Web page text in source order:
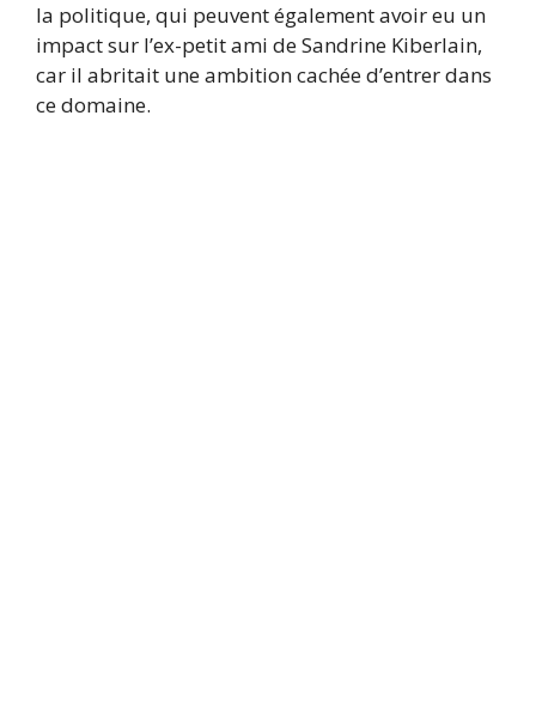
la politique, qui peuvent également avoir eu un
impact sur l’ex-petit ami de Sandrine Kiberlain,
car il abritait une ambition cachée d’entrer dans
ce domaine.